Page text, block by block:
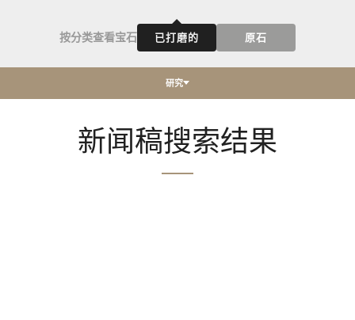
按分类查看宝石 已打磨的 原石
研究
新闻稿搜索结果